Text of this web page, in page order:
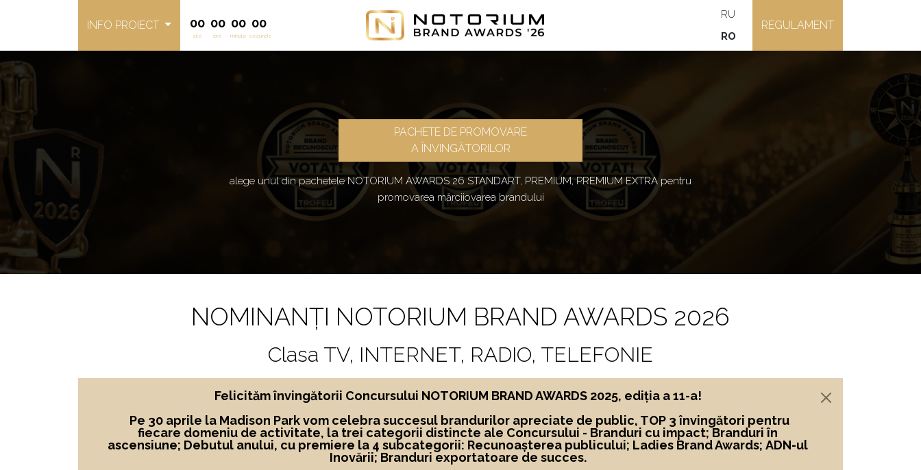
INFO PROIECT 00
zile
00
ore
00
minute
00
secunde
RU
RO
REGULAMENT
PACHETE DE PROMOVARE
A ÎNVINGĂTORILOR
alege unul din pachetele NOTORIUM AWARDS 26 STANDART, PREMIUM, PREMIUM EXTRA pentru
promovarea mărciiovarea brandului
NOMINANȚI NOTORIUM BRAND AWARDS 2026
Clasa TV, INTERNET, RADIO, TELEFONIE
Felicităm învingătorii Concursului NOTORIUM BRAND AWARDS 2025, ediția a 11-a!
Pe 30 aprile la Madison Park vom celebra succesul brandurilor apreciate de public, TOP 3 învingători pentru
fiecare domeniu de activitate, la trei categorii distincte ale Concursului - Branduri cu impact; Branduri în
ascensiune; Debutul anului, cu premiere la 4 subcategorii: Recunoașterea publicului; Ladies Brand Awards; ADN-ul
Inovării; Branduri exportatoare de succes.